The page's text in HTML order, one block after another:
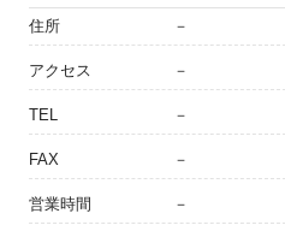
住所 －
アクセス －
TEL －
FAX －
営業時間 －